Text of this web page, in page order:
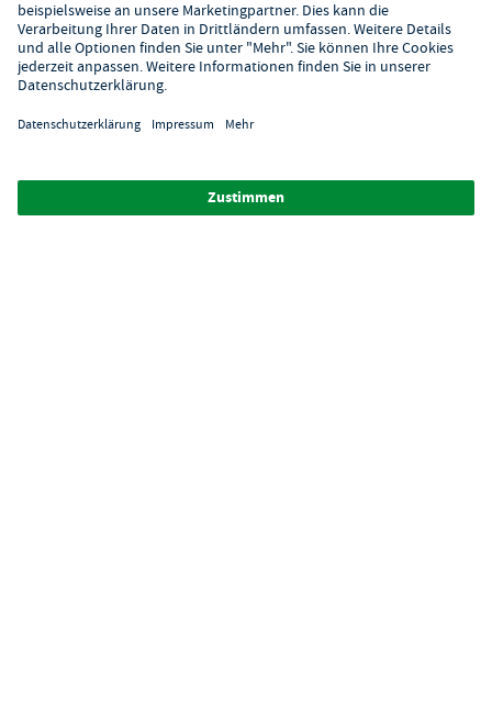
Kundenservice
Kontaktformular